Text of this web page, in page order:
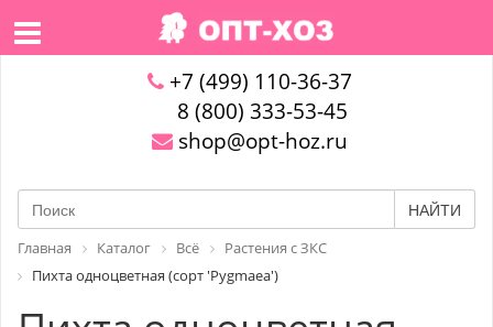
+7 (499) 110-36-37
8 (800) 333-53-45
shop@opt-hoz.ru
НАЙТИ
Главная Каталог Всё
Растения с ЗКС
Пихта одноцветная (сорт 'Pygmaea')